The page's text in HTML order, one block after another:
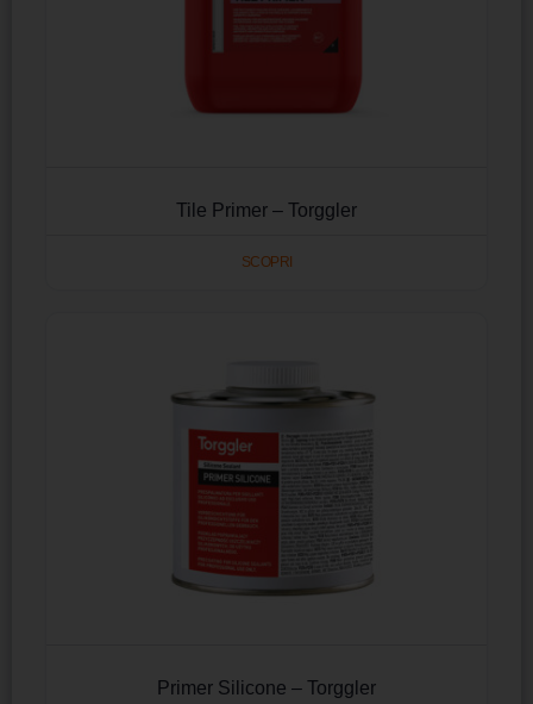
Tile Primer – Torggler
SCOPRI
Primer Silicone – Torggler